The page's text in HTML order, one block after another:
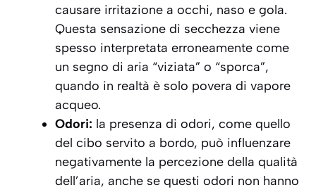
causare irritazione a occhi, naso e gola.
Questa sensazione di secchezza viene
spesso interpretata erroneamente come
un segno di aria “viziata” o “sporca”,
quando in realtà è solo povera di vapore
acqueo.
Odori: la presenza di odori, come quello
del cibo servito a bordo, può influenzare
negativamente la percezione della qualità
dell’aria, anche se questi odori non hanno